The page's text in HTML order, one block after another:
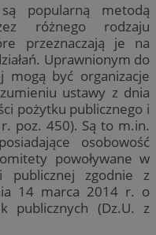
popularną metodą
różnego rodzaju
przeznaczają je na
Uprawnionym do
mogą być organizacje
ustawy z dnia
pożytku publicznego i
poz. 450). Są to m.in.
osobowość
powoływane w
publicznej zgodnie z
14 marca 2014 r. o
publicznych (Dz.U. z